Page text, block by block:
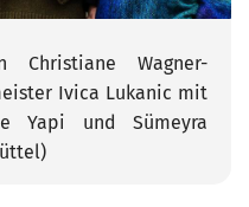
Christiane Wagner-
Ivica Lukanic mit
Yapi und Sümeyra